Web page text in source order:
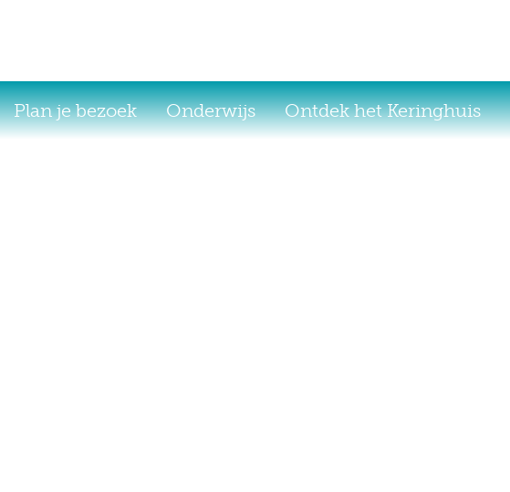
Plan je bezoek Onderwijs Ontdek het Keringhuis